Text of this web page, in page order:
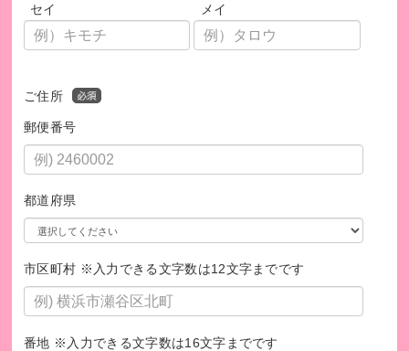
サポートを届けた相談者の方から届いたメッセージです。
いただいたご寄付でできること
皆様からのご寄付は、若者の孤立を解決するためD×Pが実施
する活動全般に使わせていただきます。例えば5,000円のご支
援で、お米やパスタ、缶詰など1箱30食入りの食糧を購入で
きます。
わたしたちの活動は、共に共感してくださる方々からのご寄
付で成り立っています。ぜひ、一緒に若者をサポートする仲
間になってください。
セイ メイ
ご住所
郵便番号
都道府県
市区町村 ※入力できる文字数は12文字までです
番地 ※入力できる文字数は16文字までです